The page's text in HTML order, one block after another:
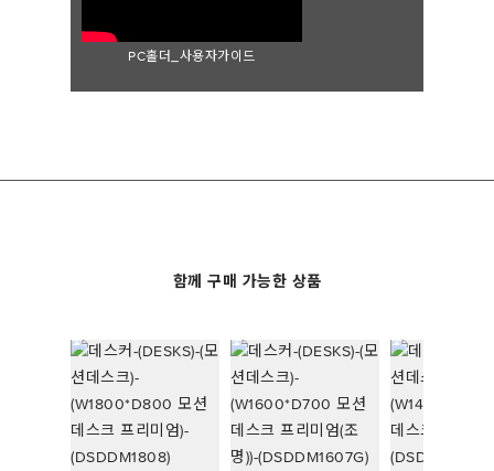
PC홀더_사용자가이드
함께 구매 가능한 상품